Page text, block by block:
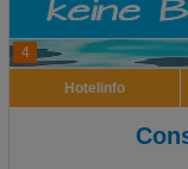
4
Hotelinfo